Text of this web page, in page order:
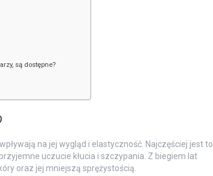
są dostępne?
na jej wygląd i elastyczność. Najczęściej jest to
uczucie kłucia i szczypania. Z biegiem lat
oraz jej mniejszą sprężystością.